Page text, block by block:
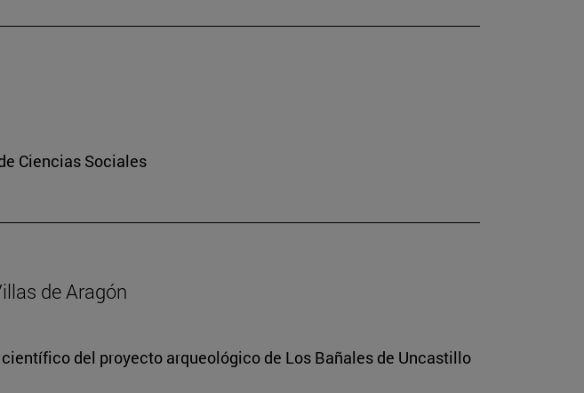
Ciencias Sociales
de Aragón
del proyecto arqueológico de Los Bañales de Uncastillo